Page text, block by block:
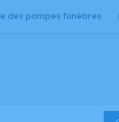
des pompes funèbres